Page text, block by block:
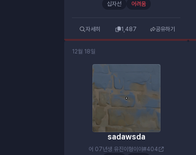
십자선
어려움
자세히 1,487 공유하기
12월 18일
sadawsda
어 07년생 유진이형이야#404